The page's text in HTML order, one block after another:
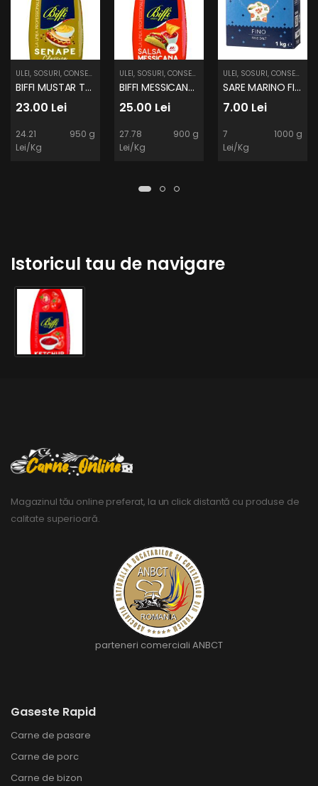
ULEI, SOSURI, CONSERVE
BIFFI MUSTAR TUB 950g.
23.00 Lei
24.21
Lei/Kg
950 g
ULEI, SOSURI, CONSERVE
BIFFI MESSICANA PRO TUB 800g.
25.00 Lei
27.78
Lei/Kg
900 g
ULEI, SOSURI, CONSERVE
SARE MARINO FINO 1 KG
7.00 Lei
7
Lei/Kg
1000 g
Istoricul tau de navigare
Magazinul tău online preferat, la un click distantă cu produse de
calitate superioară.
parteneri comerciali ANBCT
Gaseste Rapid
Carne de pasare
Carne de porc
Carne de bizon